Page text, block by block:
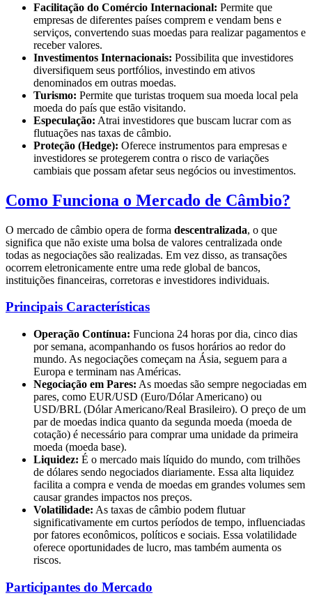
Facilitação do Comércio Internacional: Permite que
empresas de diferentes países comprem e vendam bens e
serviços, convertendo suas moedas para realizar pagamentos e
receber valores.
Investimentos Internacionais: Possibilita que investidores
diversifiquem seus portfólios, investindo em ativos
denominados em outras moedas.
Turismo: Permite que turistas troquem sua moeda local pela
moeda do país que estão visitando.
Especulação: Atrai investidores que buscam lucrar com as
flutuações nas taxas de câmbio.
Proteção (Hedge): Oferece instrumentos para empresas e
investidores se protegerem contra o risco de variações
cambiais que possam afetar seus negócios ou investimentos.
Como Funciona o Mercado de Câmbio?
O mercado de câmbio opera de forma descentralizada, o que
significa que não existe uma bolsa de valores centralizada onde
todas as negociações são realizadas. Em vez disso, as transações
ocorrem eletronicamente entre uma rede global de bancos,
instituições financeiras, corretoras e investidores individuais.
Principais Características
Operação Contínua: Funciona 24 horas por dia, cinco dias
por semana, acompanhando os fusos horários ao redor do
mundo. As negociações começam na Ásia, seguem para a
Europa e terminam nas Américas.
Negociação em Pares: As moedas são sempre negociadas em
pares, como EUR/USD (Euro/Dólar Americano) ou
USD/BRL (Dólar Americano/Real Brasileiro). O preço de um
par de moedas indica quanto da segunda moeda (moeda de
cotação) é necessário para comprar uma unidade da primeira
moeda (moeda base).
Liquidez: É o mercado mais líquido do mundo, com trilhões
de dólares sendo negociados diariamente. Essa alta liquidez
facilita a compra e venda de moedas em grandes volumes sem
causar grandes impactos nos preços.
Volatilidade: As taxas de câmbio podem flutuar
significativamente em curtos períodos de tempo, influenciadas
por fatores econômicos, políticos e sociais. Essa volatilidade
oferece oportunidades de lucro, mas também aumenta os
riscos.
Participantes do Mercado